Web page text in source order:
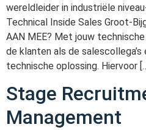
wereldleider in industriële
Technical Inside Sales Groot-
AAN MEE? Met jouw
de klanten als de
technische oplossing. Hiervoor
Stage
Management